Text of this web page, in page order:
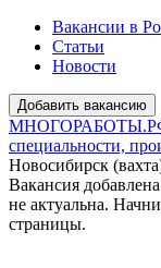
Вакансии в
Статьи
Новости
МНОГОРАБОТЫ.РФ
специальности,
Новосибирск
Вакансия
не актуальна.
страницы.